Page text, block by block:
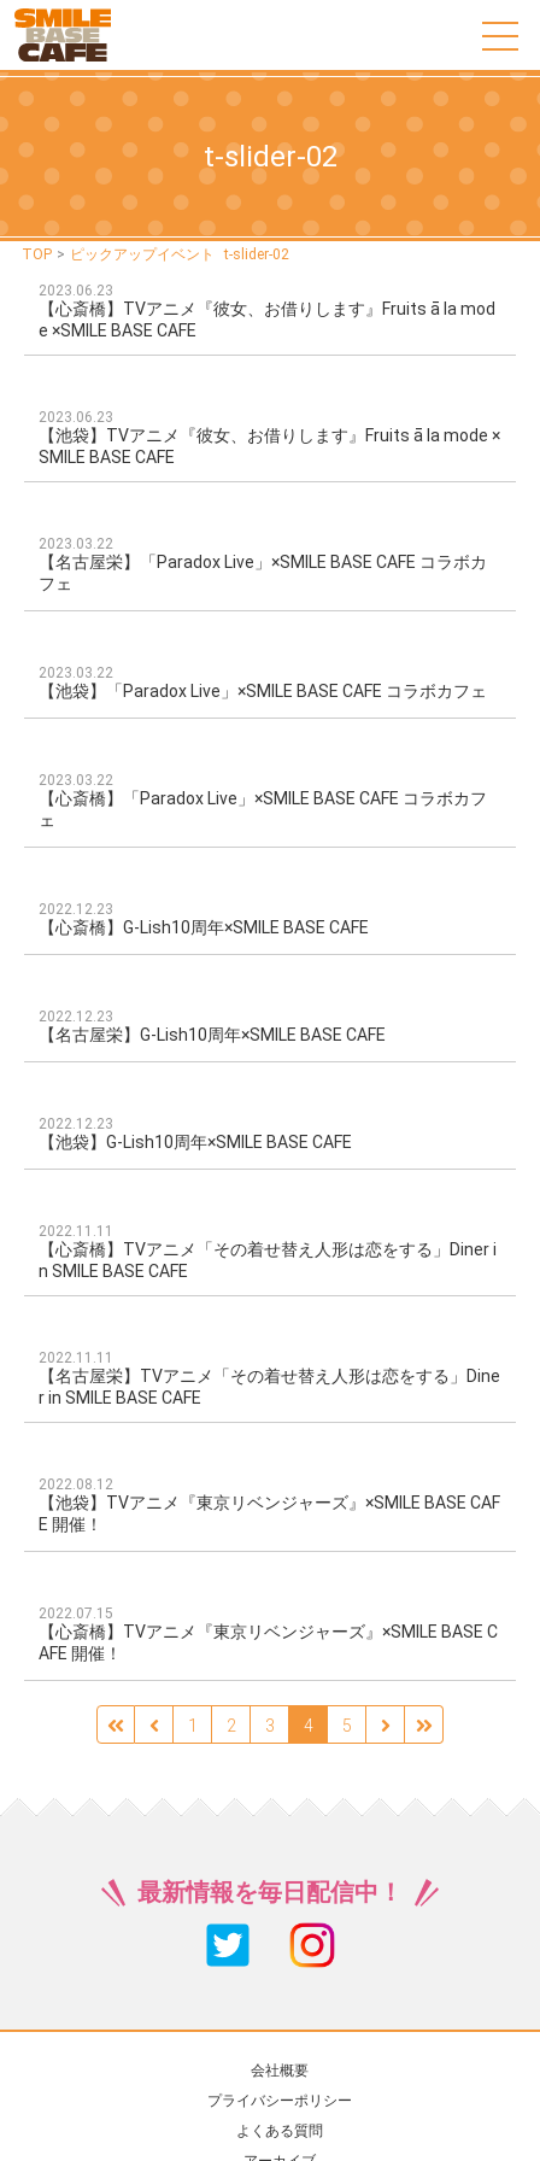
t-slider-02
TOP > ピックアップイベント t-slider-02
2023.06.23
【心斎橋】TVアニメ『彼女、お借りします』Fruits ā la mod
e ×SMILE BASE CAFE
2023.06.23
【池袋】TVアニメ『彼女、お借りします』Fruits ā la mode ×
SMILE BASE CAFE
2023.03.22
【名古屋栄】「Paradox Live」×SMILE BASE CAFE コラボカ
フェ
2023.03.22
【池袋】「Paradox Live」×SMILE BASE CAFE コラボカフェ
2023.03.22
【心斎橋】「Paradox Live」×SMILE BASE CAFE コラボカフ
ェ
2022.12.23
【心斎橋】G-Lish10周年×SMILE BASE CAFE
2022.12.23
【名古屋栄】G-Lish10周年×SMILE BASE CAFE
2022.12.23
【池袋】G-Lish10周年×SMILE BASE CAFE
2022.11.11
【心斎橋】TVアニメ「その着せ替え人形は恋をする」Diner i
n SMILE BASE CAFE
2022.11.11
【名古屋栄】TVアニメ「その着せ替え人形は恋をする」Dine
r in SMILE BASE CAFE
2022.08.12
【池袋】TVアニメ『東京リベンジャーズ』×SMILE BASE CAF
E 開催！
2022.07.15
【心斎橋】TVアニメ『東京リベンジャーズ』×SMILE BASE C
AFE 開催！
1 2 3 4 5
最新情報を毎日配信中！
会社概要
プライバシーポリシー
よくある質問